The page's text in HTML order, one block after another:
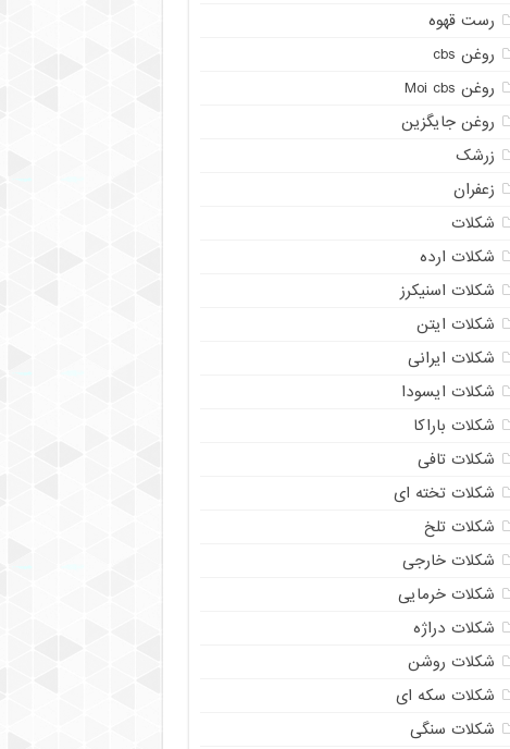
رست قهوه
روغن cbs
روغن Moi cbs
روغن جایگزین
زرشک
زعفران
شکلات
شکلات ارده
شکلات اسنیکرز
شکلات ایتن
شکلات ایرانی
شکلات ایسودا
شکلات باراکا
شکلات تافی
شکلات تخته ای
شکلات تلخ
شکلات خارجی
شکلات خرمایی
شکلات دراژه
شکلات روشن
شکلات سکه ای
شکلات سنگی